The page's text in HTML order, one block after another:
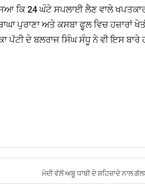
ਕਿ 24 ਘੰਟੇ ਸਪਲਾਈ ਲੈਣ ਵਾਲੇ
ਪੁਰਾਣਾ ਅਤੇ ਕਸਬਾ ਫੂਲ ਵਿਚ ਹਜ਼ਾਰਾਂ
ਪੱਟੀ ਦੇ ਬਲਰਾਜ ਸਿੰਘ ਸੰਧੂ ਨੇ ਵੀ ਇਸ ਬਾਰੇ
ਮੋਦੀ ਵੱਲੋਂ ਅਬੂ ਧਾਬੀ ਦੇ ਸ਼ਹਿਜ਼ਾਦੇ ਨਾਲ